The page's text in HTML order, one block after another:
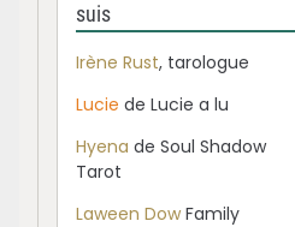
suis
Irène Rust, tarologue
Luciede Lucie a lu
Hyena de Soul Shadow
Tarot
Laween DowFamily